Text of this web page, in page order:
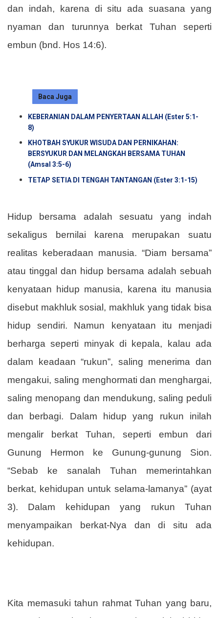
dan indah, karena di situ ada suasana yang
nyaman dan turunnya berkat Tuhan seperti
embun (bnd. Hos 14:6).
Baca Juga
KEBERANIAN DALAM PENYERTAAN ALLAH (Ester 5:1-
8)
KHOTBAH SYUKUR WISUDA DAN PERNIKAHAN:
BERSYUKUR DAN MELANGKAH BERSAMA TUHAN
(Amsal 3:5-6)
TETAP SETIA DI TENGAH TANTANGAN (Ester 3:1-15)
Hidup bersama adalah sesuatu yang indah
sekaligus bernilai karena merupakan suatu
realitas keberadaan manusia. “Diam bersama”
atau tinggal dan hidup bersama adalah sebuah
kenyataan hidup manusia, karena itu manusia
disebut makhluk sosial, makhluk yang tidak bisa
hidup sendiri. Namun kenyataan itu menjadi
berharga seperti minyak di kepala, kalau ada
dalam keadaan “rukun”, saling menerima dan
mengakui, saling menghormati dan menghargai,
saling menopang dan mendukung, saling peduli
dan berbagi. Dalam hidup yang rukun inilah
mengalir berkat Tuhan, seperti embun dari
Gunung Hermon ke Gunung-gunung Sion.
“Sebab ke sanalah Tuhan memerintahkan
berkat, kehidupan untuk selama-lamanya” (ayat
3). Dalam kehidupan yang rukun Tuhan
menyampaikan berkat-Nya dan di situ ada
kehidupan.
Kita memasuki tahun rahmat Tuhan yang baru,